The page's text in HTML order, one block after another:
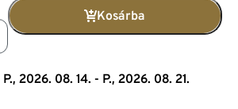
Kosárba
P., 2026. 08. 14. - P., 2026. 08. 21.